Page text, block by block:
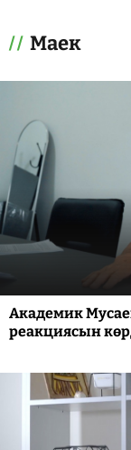
Маек
Академик
реакциясын